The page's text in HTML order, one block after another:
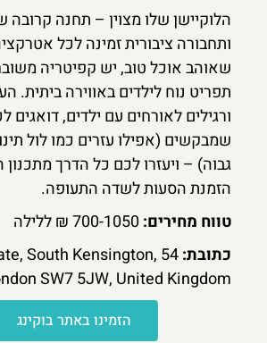
הלוקיישן שלו מצוין – תחנה
ותחבורה ציבורית זמינה לכל
שאוהב אוכל טוב, יש קפיטריה
תפריט נוח לילדים באווירה ביתית.
ורגילים לאורחים עם ילדים, דואגים
שמבקשים (אפילו עזרים כמו לול
גבוה) – ויעזרו לכם כל הדרך מתכנון
הזמנת הסעות לשדה התעופה.
טווח מחירים:
כתובת:
Gate, South Kensington,
SW7 5JW, United Kingdom
הזמינו באתר בוקינג